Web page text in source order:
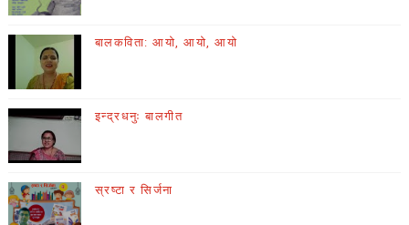
बालकविता: आयो, आयो, आयो
इन्द्रधनुः बालगीत
स्रष्टा र सिर्जना